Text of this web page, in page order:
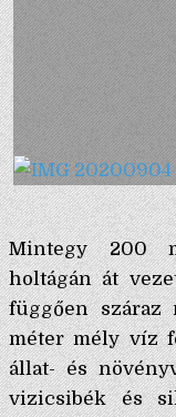
Mintegy 200
holtágán át
függően száraz
méter mély víz
állat- és
vizicsibék és